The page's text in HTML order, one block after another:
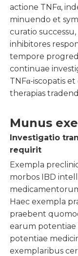
actione TNFα,
minuendo et
curatio
inhibitores
tempore
continuae
TNFα-iscopatis
therapias
Munus
Investigatio
requirit
Exempla
morbos IBD
Haec exempla
praebent
earum
potentiae
exemplaribus